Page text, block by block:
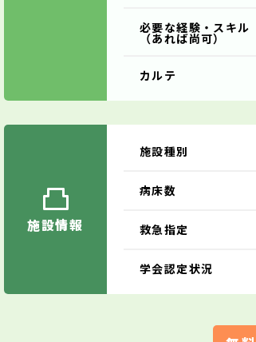
必要な経験・スキル
（あれば尚可）
カルテ
施設情報
施設種別
病床数
救急指定
学会認定状況